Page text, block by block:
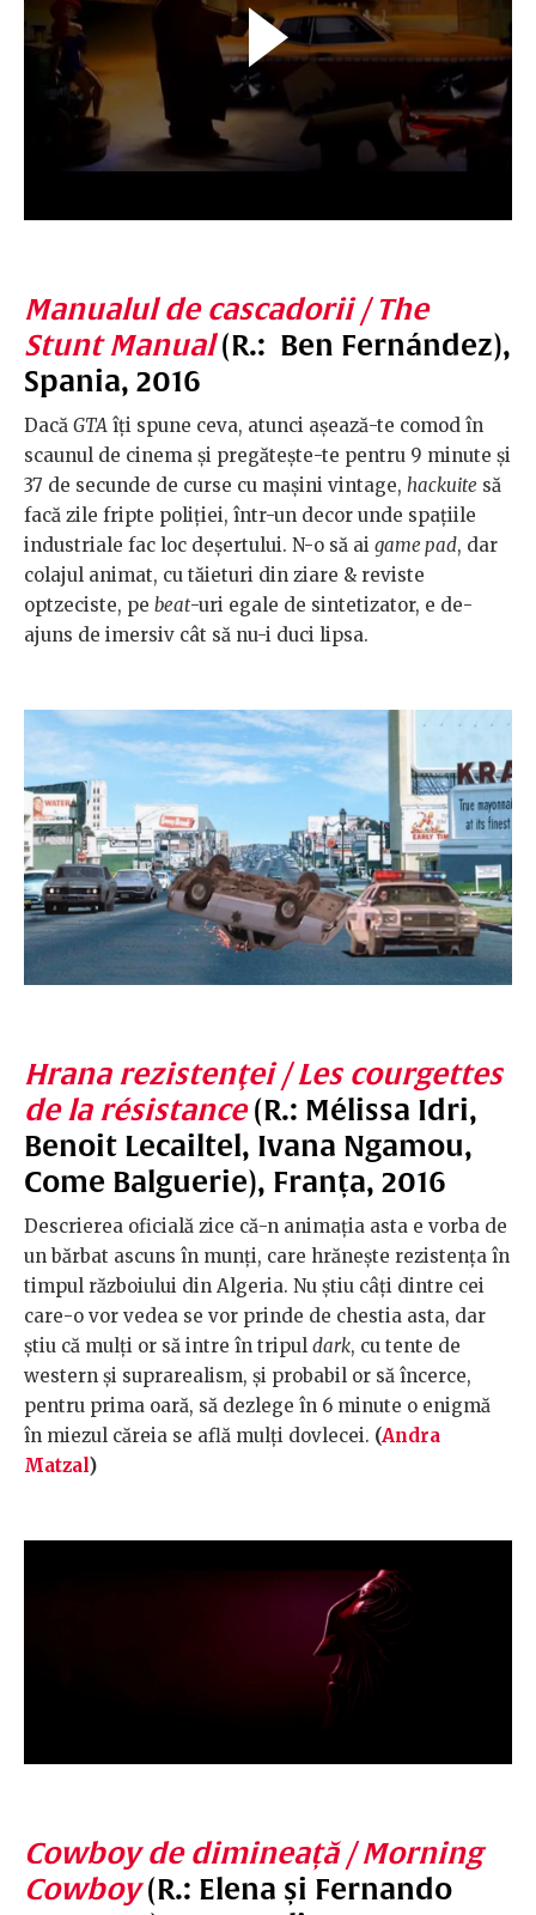
Manualul de cascadorii / The
Stunt Manual(R.: Ben Fernández),
Spania, 2016
Dacă GTA îți spune ceva, atunci așează-te comod în
scaunul de cinema și pregătește-te pentru 9 minute și
37 de secunde de curse cu mașini vintage, hackuite să
facă zile fripte poliției, într-un decor unde spațiile
industriale fac loc deșertului. N-o să ai game pad, dar
colajul animat, cu tăieturi din ziare & reviste
optzeciste, pe beat-uri egale de sintetizator, e de-
ajuns de imersiv cât să nu-i duci lipsa.
Hrana rezistenţei / Les courgettes
de la résistance(R.: Mélissa Idri,
Benoit Lecailtel, Ivana Ngamou,
Come Balguerie), Franța, 2016
Descrierea oficială zice că-n animația asta e vorba de
un bărbat ascuns în munți, care hrănește rezistența în
timpul războiului din Algeria. Nu știu câți dintre cei
care-o vor vedea se vor prinde de chestia asta, dar
știu că mulți or să intre în tripul dark, cu tente de
western și suprarealism, și probabil or să încerce,
pentru prima oară, să dezlege în 6 minute o enigmă
în miezul căreia se află mulți dovlecei. (Andra
Matzal)
Cowboy de dimineață / Morning
Cowboy(R.: Elena și Fernando